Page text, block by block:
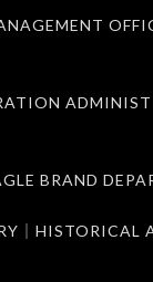
BRAND
｜HISTORICAL